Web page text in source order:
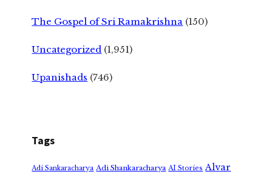
The Gospel of Sri Ramakrishna (150)
Uncategorized (1,951)
Upanishads (746)
Tags
Adi Sankaracharya Adi Shankaracharya AI Stories Alvar